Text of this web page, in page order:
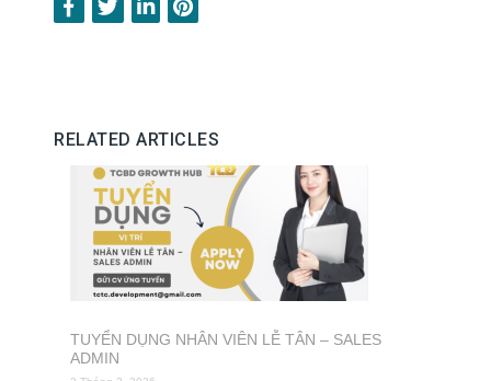
RELATED ARTICLES
TUYỂN DỤNG NHÂN VIÊN LỄ TÂN – SALES
ADMIN